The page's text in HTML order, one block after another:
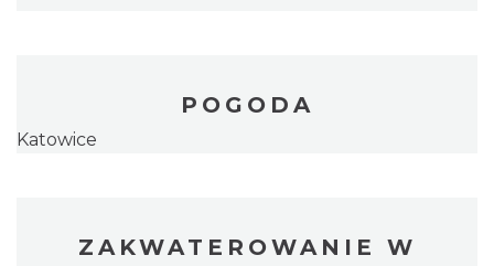
POGODA
Katowice
ZAKWATEROWANIE W